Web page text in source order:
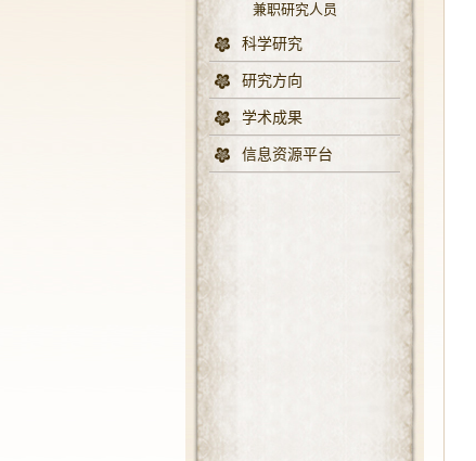
兼职研究人员
科学研究
研究方向
学术成果
信息资源平台